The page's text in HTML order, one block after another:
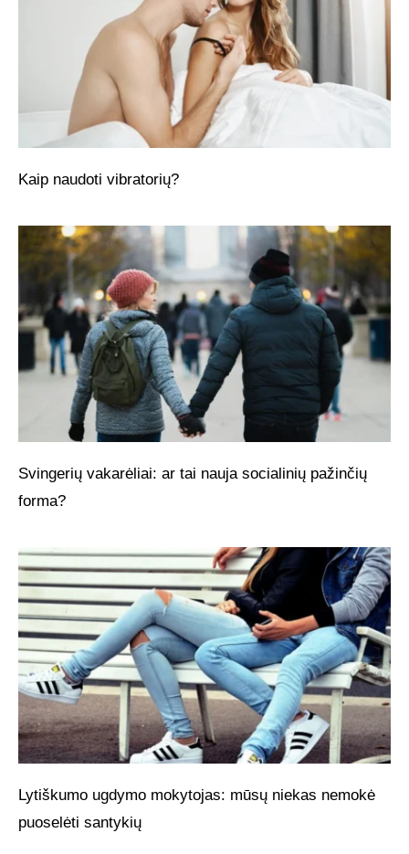
Kaip naudoti vibratorių?
Svingerių vakarėliai: ar tai nauja socialinių pažinčių
forma?
Lytiškumo ugdymo mokytojas: mūsų niekas nemokė
puoselėti santykių